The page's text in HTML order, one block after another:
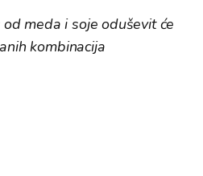
meda i soje oduševit će
kombinacija